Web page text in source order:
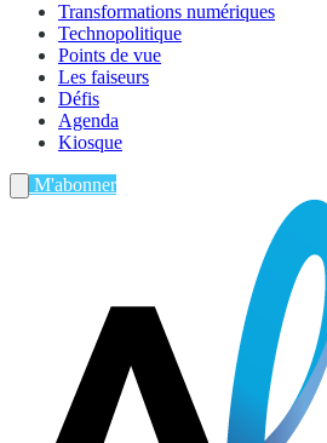
Transformations numériques
Technopolitique
Points de vue
Les faiseurs
Défis
Agenda
Kiosque
M'abonner